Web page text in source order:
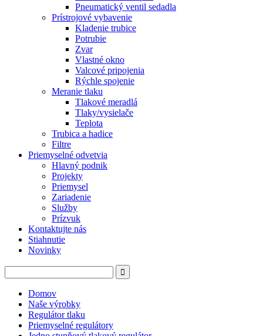
Pneumatický ventil sedadla
Prístrojové vybavenie
Kladenie trubice
Potrubie
Zvar
Vlastné okno
Valcové pripojenia
Rýchle spojenie
Meranie tlaku
Tlakové meradlá
Tlaky/vysielače
Teplota
Trubica a hadice
Filtre
Priemyselné odvetvia
Hlavný podnik
Projekty
Priemysel
Zariadenie
Služby
Prízvuk
Kontaktujte nás
Stiahnutie
Novinky
Domov
Naše výrobky
Regulátor tlaku
Priemyselné regulátory